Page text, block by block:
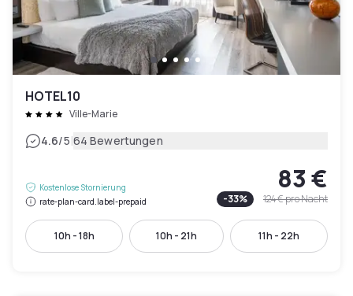
HOTEL10
Ville-Marie
4.6/5|64 Bewertungen
Kostenlose Stornierung
rate-plan-card.label-prepaid
83 €
-33% 124 €pro Nacht
10h - 18h 10h - 21h 11h - 22h